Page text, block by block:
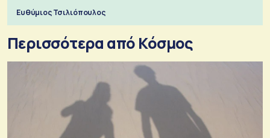
Ευθύμιος Τσιλιόπουλος
Περισσότερα από Κόσμος